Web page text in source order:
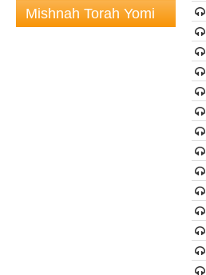
Mishnah Torah Yomi